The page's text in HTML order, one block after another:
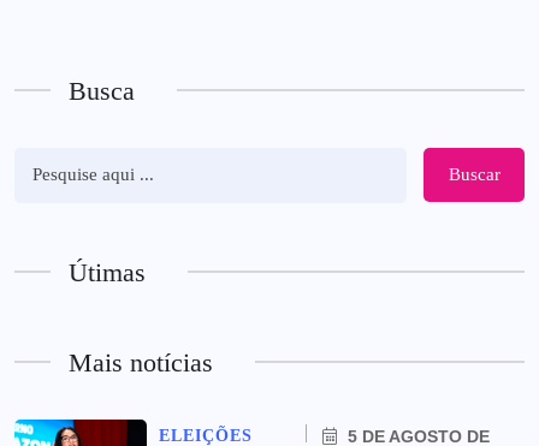
Busca
Buscar
Útimas
Mais notícias
ELEIÇÕES
5 DE AGOSTO DE